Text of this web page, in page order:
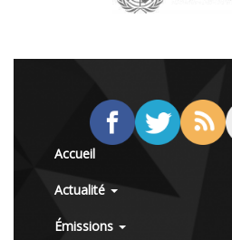
Accueil
Actualité
Émissions